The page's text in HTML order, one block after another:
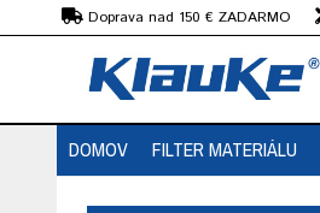
Doprava nad 150 € ZADARMO
strojov
DOMOV FILTER MATERIÁLU